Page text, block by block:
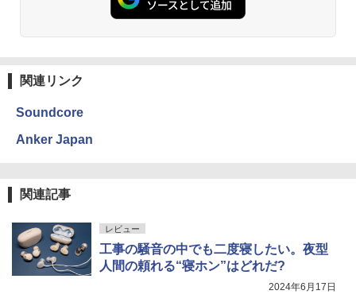
関連リンク
Soundcore
Anker Japan
関連記事
レビュー
工事の騒音の中でも二度寝したい。夜型
人間の頼れる“寝ホン”はどれだ?
2024年6月17日